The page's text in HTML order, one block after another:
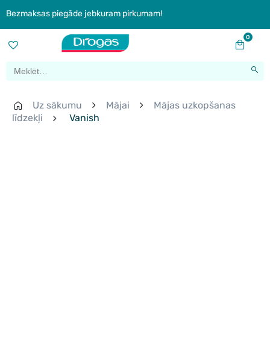
Bezmaksas piegāde jebkuram pirkumam!
0
Uz sākumu Mājai
Mājas uzkopšanas
līdzekļi
Vanish